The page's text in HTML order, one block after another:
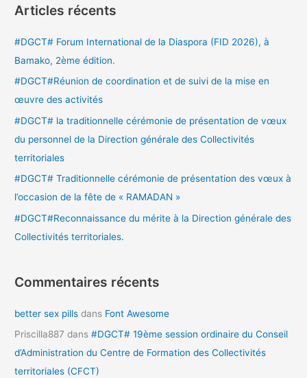
h
r
:
Articles récents
#DGCT# Forum International de la Diaspora (FID 2026), à
Bamako, 2ème édition.
#DGCT#Réunion de coordination et de suivi de la mise en
œuvre des activités
#DGCT# la traditionnelle cérémonie de présentation de vœux
du personnel de la Direction générale des Collectivités
territoriales
#DGCT# Traditionnelle cérémonie de présentation des vœux à
l’occasion de la fête de « RAMADAN »
#DGCT#Reconnaissance du mérite à la Direction générale des
Collectivités territoriales.
Commentaires récents
better sex pills dans Font Awesome
Priscilla887 dans#DGCT# 19ème session ordinaire du Conseil
d’Administration du Centre de Formation des Collectivités
territoriales (CFCT)